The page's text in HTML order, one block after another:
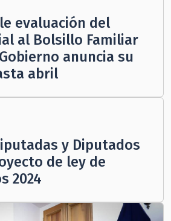
evaluación del
al Bolsillo Familiar
anuncia su
abril
y Diputados
de ley de
2024